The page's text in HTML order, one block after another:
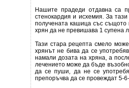
Нашите прадеди отдавна са
стенокардия и исхемия. За
получената кашица със същото
хрян да не превишава 1 супена
Тази стара рецепта смело
хрянът не бива да се
намали дозата на хряна, а
лечението може да бъде
да се пуши, да не се
препоръчва да се провеждат 5-